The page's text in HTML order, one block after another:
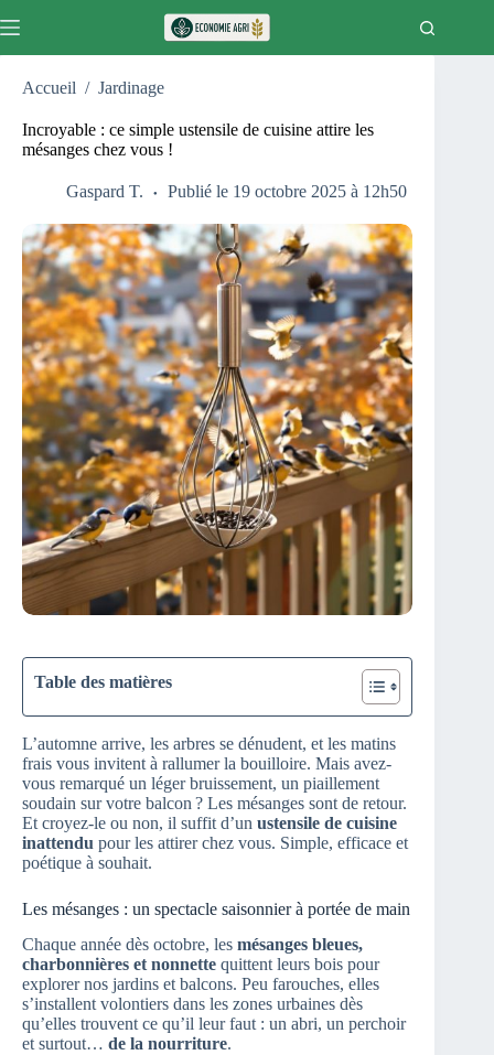
au
Accueil / Jardinage
Incroyable : ce simple ustensile de cuisine attire les
mésanges chez vous !
Gaspard T. Publié le 19 octobre 2025 à 12h50
Table des matières
L’automne arrive, les arbres se dénudent, et les matins
frais vous invitent à rallumer la bouilloire. Mais avez-
vous remarqué un léger bruissement, un piaillement
soudain sur votre balcon ? Les mésanges sont de retour.
Et croyez-le ou non, il suffit d’un ustensile de cuisine
inattendu pour les attirer chez vous. Simple, efficace et
poétique à souhait.
Les mésanges : un spectacle saisonnier à portée de main
Chaque année dès octobre, les mésanges bleues,
charbonnières et nonnette quittent leurs bois pour
explorer nos jardins et balcons. Peu farouches, elles
s’installent volontiers dans les zones urbaines dès
qu’elles trouvent ce qu’il leur faut : un abri, un perchoir
et surtout… de la nourriture.